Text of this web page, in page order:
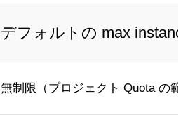
デフォルトの max
無制限（プロジェクト Quota の範